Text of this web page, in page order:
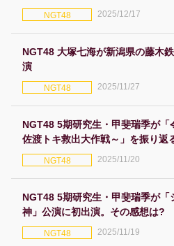
NGT48 2025/12/17
NGT48 大塚七海が新潟県の藤木
演
NGT48 2025/11/27
NGT48 5期研究生・甲斐瑞季が「
佐渡トキ救出大作戦～」を振り返
NGT48 2025/11/20
NGT48 5期研究生・甲斐瑞季が「
神」公演に初出演。その感想は?
NGT48 2025/11/19